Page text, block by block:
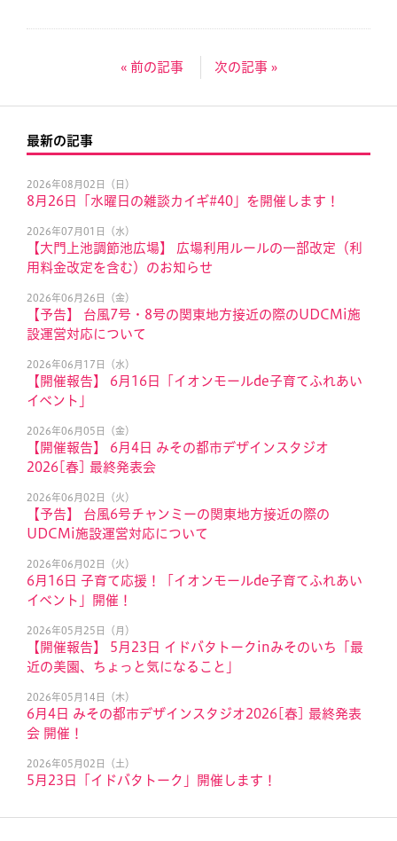
« 前の記事 次の記事 »
最新の記事
2026年08月02日（日）
8月26日「水曜日の雑談カイギ#40」を開催します！
2026年07月01日（水）
【大門上池調節池広場】 広場利用ルールの一部改定（利
用料金改定を含む）のお知らせ
2026年06月26日（金）
【予告】 台風7号・8号の関東地方接近の際のUDCMi施
設運営対応について
2026年06月17日（水）
【開催報告】 6月16日「イオンモールde子育てふれあい
イベント」
2026年06月05日（金）
【開催報告】 6月4日 みその都市デザインスタジオ
2026[春] 最終発表会
2026年06月02日（火）
【予告】 台風6号チャンミーの関東地方接近の際の
UDCMi施設運営対応について
2026年06月02日（火）
6月16日 子育て応援！「イオンモールde子育てふれあい
イベント」開催！
2026年05月25日（月）
【開催報告】 5月23日 イドバタトークinみそのいち「最
近の美園、ちょっと気になること」
2026年05月14日（木）
6月4日 みその都市デザインスタジオ2026[春] 最終発表
会 開催！
2026年05月02日（土）
5月23日「イドバタトーク」開催します！